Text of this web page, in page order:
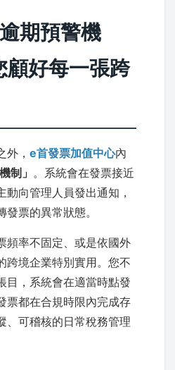
期預警機
顧好每一張跨
外， e首發票加值中心內
制」 。系統會在發票接近
動向管理人員發出通知，
票的異常狀態。
頻率不固定、或是依國外
跨境企業特別實用。您不
目，系統會在適當時點發
票都在合規時限內完成存
、可稽核的日常稅務管理